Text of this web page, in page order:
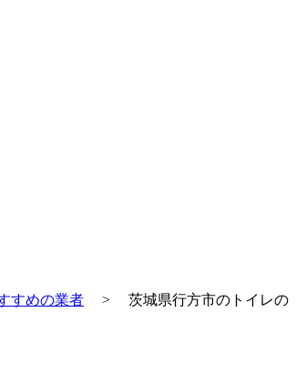
すめの業者 > 茨城県行方市のトイレの